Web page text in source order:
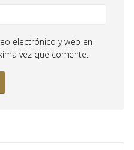
electrónico y web en
vez que comente.